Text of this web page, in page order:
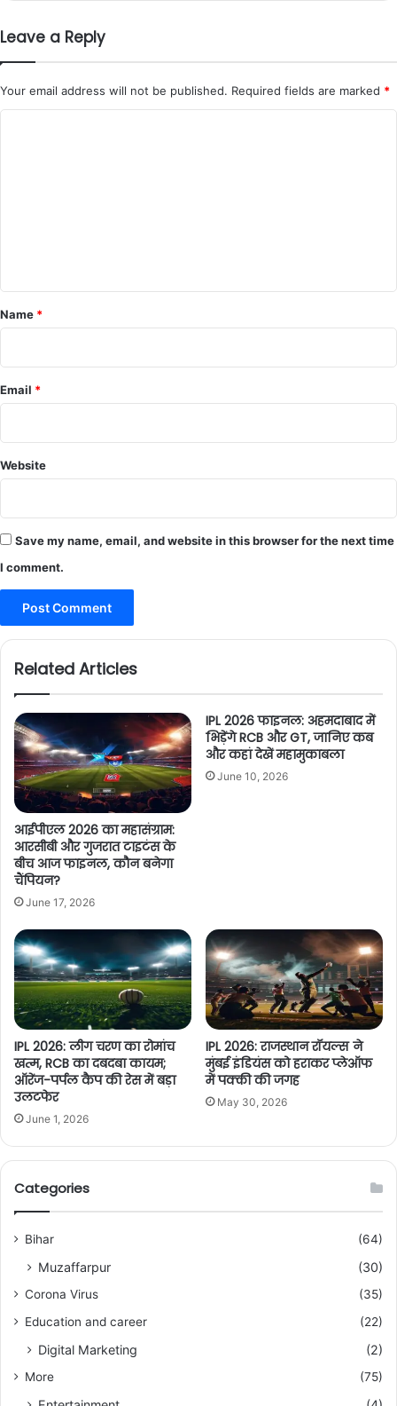
Leave a Reply
Your email address will not be published. Required fields are marked *
*
Name *
Email *
Website
Save my name, email, and website in this browser for the next time
I comment.
Related Articles
आईपीएल 2026 का महासंग्राम:
आरसीबी और गुजरात टाइटंस के
बीच आज फाइनल, कौन बनेगा
चैंपियन?
June 17, 2026
IPL 2026 फाइनल: अहमदाबाद में
भिड़ेंगे RCB और GT, जानिए कब
और कहां देखें महामुकाबला
June 10, 2026
IPL 2026: लीग चरण का रोमांच
खत्म, RCB का दबदबा कायम;
ऑरेंज-पर्पल कैप की रेस में बड़ा
उलटफेर
June 1, 2026
IPL 2026: राजस्थान रॉयल्स ने
मुंबई इंडियंस को हराकर प्लेऑफ
में पक्की की जगह
May 30, 2026
Categories
Bihar (64)
Muzaffarpur (30)
Corona Virus
(35)
Education and career
(22)
Digital Marketing (2)
More (75)